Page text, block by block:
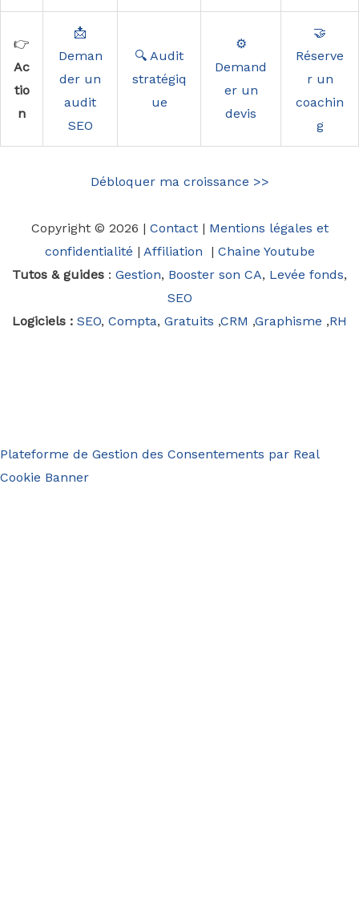
👉
Ac
tio
n
📩
Deman
der un
audit
SEO
🔍 Audit
stratégiq
ue
⚙️
Demand
er un
devis
🤝
Réserve
r un
coachin
g
Débloquer ma croissance >>
Copyright © 2026 | Contact| Mentions légales et
confidentialité | Affiliation | Chaine Youtube
Tutos & guides : Gestion, Booster son CA, Levée fonds,
SEO
Logiciels : SEO, Compta, Gratuits ,CRM ,Graphisme ,RH
Plateforme de Gestion des Consentements par Real
Cookie Banner